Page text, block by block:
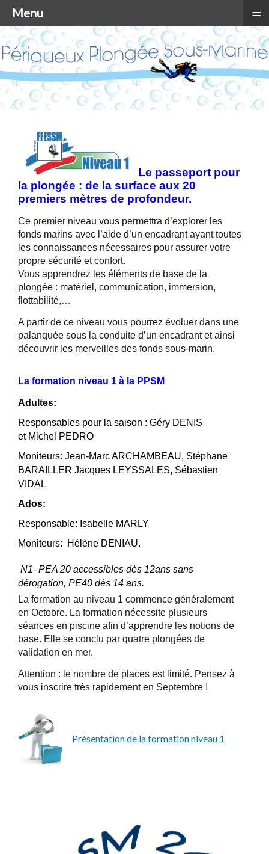
Le passeport pour
la plongée : de la surface aux 20
premiers mètres de profondeur.
Ce premier niveau vous permettra d’explorer les
fonds marins avec l’aide d’un encadrant ayant toutes
les connaissances nécessaires pour assurer votre
propre sécurité et confort.
Vous apprendrez les éléments de base de la
plongée : matériel, communication, immersion,
flottabilité,…
A partir de ce niveau vous pourrez évoluer dans une
palanquée sous la conduite d’un encadrant et ainsi
découvrir les merveilles des fonds sous-marin.
La formation niveau 1 à la PPSM
Adultes:
Responsables pour la saison : Géry DENIS
et Michel PEDRO
Moniteurs: Jean-Marc ARCHAMBEAU, Stéphane
BARAILLER Jacques LEYSSALES, Sébastien
VIDAL
Ados:
Responsable: Isabelle MARLY
Moniteurs: Hélène DENIAU.
N1- PEA 20 accessibles dès 12ans sans
dérogation, PE40 dès 14 ans.
La formation au niveau 1 commence généralement
en Octobre. La formation nécessite plusieurs
séances en piscine afin d’apprendre les notions de
base. Elle se conclu par quatre plongées de
validation en mer.
Attention : le nombre de places est limité. Pensez à
vous inscrire très rapidement en Septembre !
Présentation de la formation niveau 1
Menu ≡